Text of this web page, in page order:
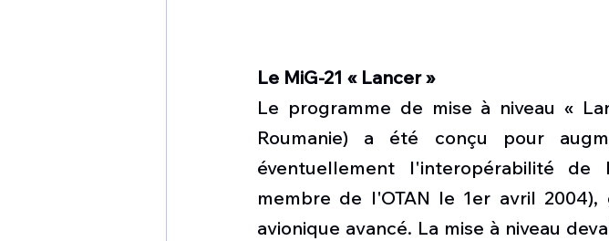
Le MiG-21 « Lancer »
Le programme de mise à niveau «
Roumanie) a été conçu pour
éventuellement l'interopérabilité de
membre de l'OTAN le 1er avril
avionique avancé. La mise à niveau